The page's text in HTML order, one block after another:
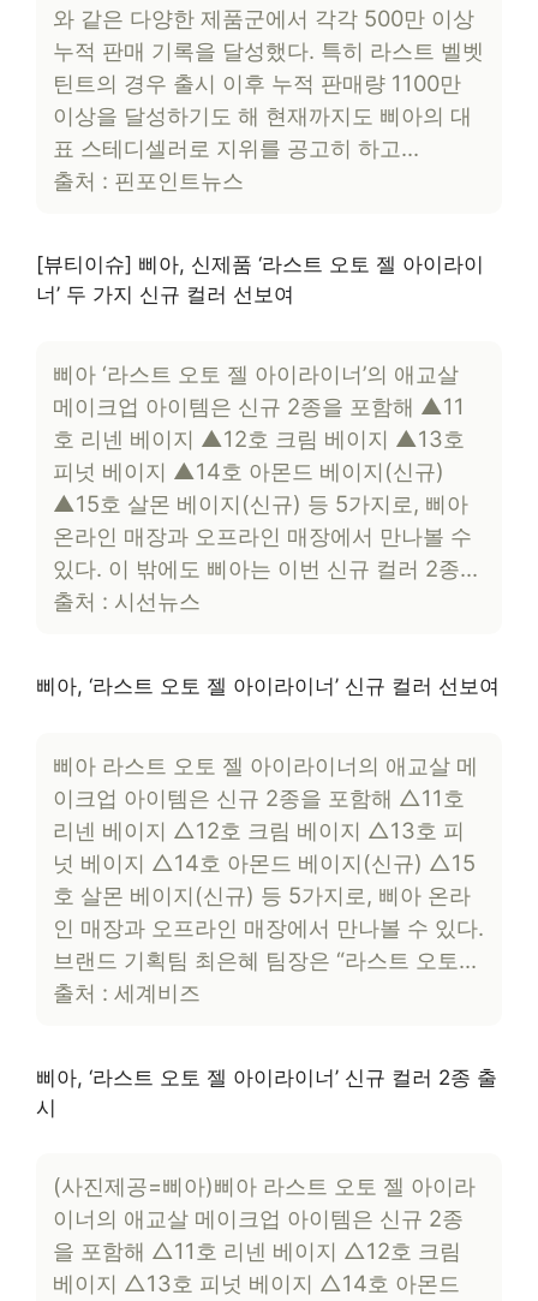
와 같은 다양한 제품군에서 각각 500만 이상
누적 판매 기록을 달성했다. 특히 라스트 벨벳
틴트의 경우 출시 이후 누적 판매량 1100만
이상을 달성하기도 해 현재까지도 삐아의 대
표 스테디셀러로 지위를 공고히 하고…
출처 : 핀포인트뉴스
[뷰티이슈] 삐아, 신제품 ‘라스트 오토 젤 아이라이
너’ 두 가지 신규 컬러 선보여
삐아 ‘라스트 오토 젤 아이라이너’의 애교살
메이크업 아이템은 신규 2종을 포함해 ▲11
호 리넨 베이지 ▲12호 크림 베이지 ▲13호
피넛 베이지 ▲14호 아몬드 베이지(신규)
▲15호 살몬 베이지(신규) 등 5가지로, 삐아
온라인 매장과 오프라인 매장에서 만나볼 수
있다. 이 밖에도 삐아는 이번 신규 컬러 2종…
출처 : 시선뉴스
삐아, ‘라스트 오토 젤 아이라이너’ 신규 컬러 선보여
삐아 라스트 오토 젤 아이라이너의 애교살 메
이크업 아이템은 신규 2종을 포함해 △11호
리넨 베이지 △12호 크림 베이지 △13호 피
넛 베이지 △14호 아몬드 베이지(신규) △15
호 살몬 베이지(신규) 등 5가지로, 삐아 온라
인 매장과 오프라인 매장에서 만나볼 수 있다.
브랜드 기획팀 최은혜 팀장은 “라스트 오토…
출처 : 세계비즈
삐아, ‘라스트 오토 젤 아이라이너’ 신규 컬러 2종 출
시
(사진제공=삐아)삐아 라스트 오토 젤 아이라
이너의 애교살 메이크업 아이템은 신규 2종
을 포함해 △11호 리넨 베이지 △12호 크림
베이지 △13호 피넛 베이지 △14호 아몬드